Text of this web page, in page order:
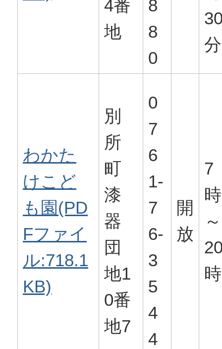
4番
地
8
8
0
分
わかた
けこど
も園(PD
Fファイ
ル:718.1
KB)
別
所
町
漆
器
団
地1
0番
地7
0
7
6
1-
7
6-
3
5
4
4
開
放
7
時
～
時